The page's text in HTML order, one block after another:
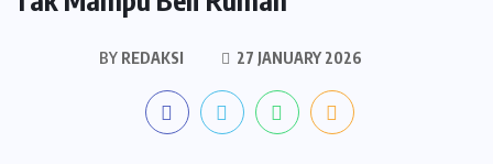
BYREDAKSI 27 JANUARY 2026